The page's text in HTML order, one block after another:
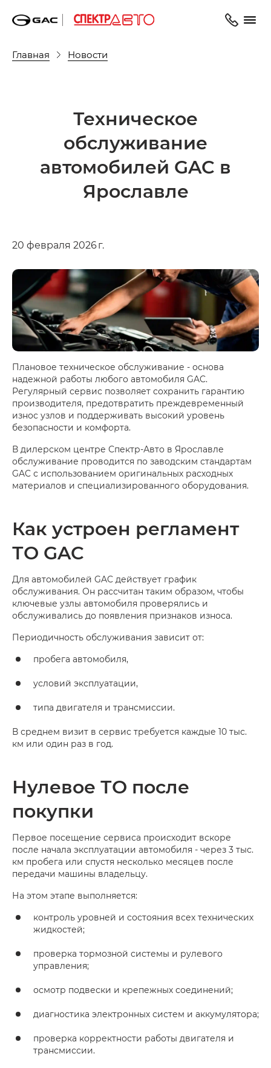
Главная Новости
Техническое
обслуживание
автомобилей GAC в
Ярославле
20 февраля 2026 г.
Плановое техническое обслуживание - основа
надежной работы любого автомобиля GAC.
Регулярный сервис позволяет сохранить гарантию
производителя, предотвратить преждевременный
износ узлов и поддерживать высокий уровень
безопасности и комфорта.
В дилерском центре Спектр-Авто в Ярославле
обслуживание проводится по заводским стандартам
GAC с использованием оригинальных расходных
материалов и специализированного оборудования.
Как устроен регламент
ТО GAC
Для автомобилей GAC действует график
обслуживания. Он рассчитан таким образом, чтобы
ключевые узлы автомобиля проверялись и
обслуживались до появления признаков износа.
Периодичность обслуживания зависит от:
пробега автомобиля,
условий эксплуатации,
типа двигателя и трансмиссии.
В среднем визит в сервис требуется каждые 10 тыс.
км или один раз в год.
Нулевое ТО после
покупки
Первое посещение сервиса происходит вскоре
после начала эксплуатации автомобиля - через 3 тыс.
км пробега или спустя несколько месяцев после
передачи машины владельцу.
На этом этапе выполняется:
контроль уровней и состояния всех технических
жидкостей;
проверка тормозной системы и рулевого
управления;
осмотр подвески и крепежных соединений;
диагностика электронных систем и аккумулятора;
проверка корректности работы двигателя и
трансмиссии.